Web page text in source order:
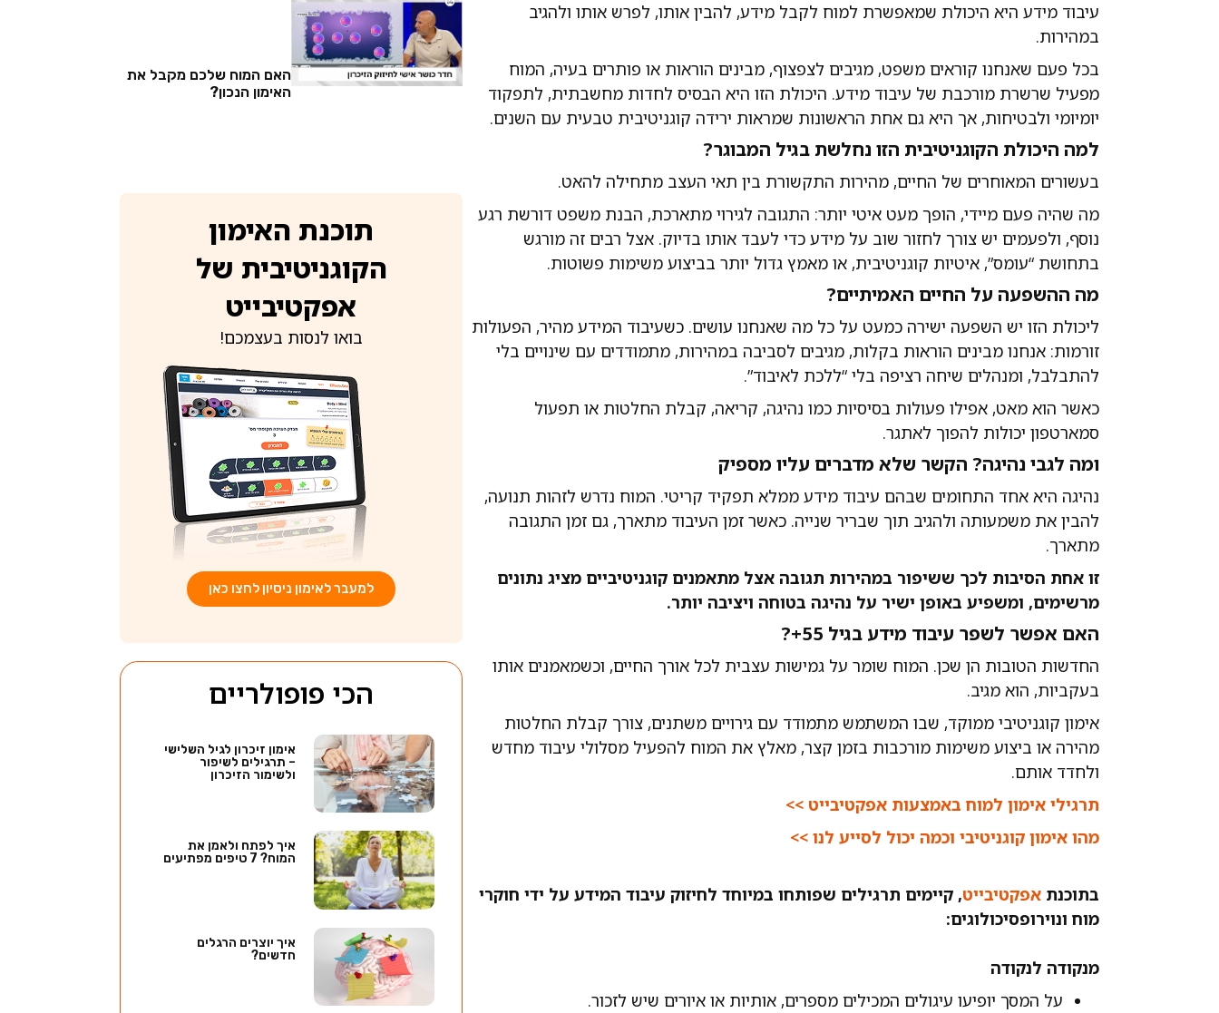
עיבוד מידע היא היכולת שמאפשרת למוח לקבל מידע, להבין אותו, לפרש אותו ולהגיב
במהירות.
בכל פעם שאנחנו קוראים משפט, מגיבים לצפצוף, מבינים הוראות או פותרים בעיה, המוח
מפעיל שרשרת מורכבת של עיבוד מידע. היכולת הזו היא הבסיס לחדות מחשבתית, לתפקוד
יומיומי ולבטיחות, אך היא גם אחת הראשונות שמראות ירידה קוגניטיבית טבעית עם השנים.
למה היכולת הקוגניטיבית הזו נחלשת בגיל המבוגר?
בעשורים המאוחרים של החיים, מהירות התקשורת בין תאי העצב מתחילה להאט.
מה שהיה פעם מיידי, הופך מעט איטי יותר: התגובה לגירוי מתארכת, הבנת משפט דורשת רגע
נוסף, ולפעמים יש צורך לחזור שוב על מידע כדי לעבד אותו בדיוק. אצל רבים זה מורגש
בתחושת “עומס”, איטיות קוגניטיבית, או מאמץ גדול יותר בביצוע משימות פשוטות.
מה ההשפעה על החיים האמיתיים?
ליכולת הזו יש השפעה ישירה כמעט על כל מה שאנחנו עושים. כשעיבוד המידע מהיר, הפעולות
זורמות: אנחנו מבינים הוראות בקלות, מגיבים לסביבה במהירות, מתמודדים עם שינויים בלי
להתבלבל, ומנהלים שיחה רציפה בלי “ללכת לאיבוד”.
כאשר הוא מאט, אפילו פעולות בסיסיות כמו נהיגה, קריאה, קבלת החלטות או תפעול
סמארטפון יכולות להפוך לאתגר.
ומה לגבי נהיגה? הקשר שלא מדברים עליו מספיק
נהיגה היא אחד התחומים שבהם עיבוד מידע ממלא תפקיד קריטי. המוח נדרש לזהות תנועה,
להבין את משמעותה ולהגיב תוך שבריר שנייה. כאשר זמן העיבוד מתארך, גם זמן התגובה
מתארך.
זו אחת הסיבות לכך ששיפור במהירות תגובה אצל מתאמנים קוגניטיביים מציג נתונים
מרשימים, ומשפיע באופן ישיר על נהיגה בטוחה ויציבה יותר.
האם אפשר לשפר עיבוד מידע בגיל 55+?
החדשות הטובות הן שכן. המוח שומר על גמישות עצבית לכל אורך החיים, וכשמאמנים אותו
בעקביות, הוא מגיב.
אימון קוגניטיבי ממוקד, שבו המשתמש מתמודד עם גירויים משתנים, צורך קבלת החלטות
מהירה או ביצוע משימות מורכבות בזמן קצר, מאלץ את המוח להפעיל מסלולי עיבוד מחדש
ולחדד אותם.
תרגילי אימון למוח באמצעות אפקטיבייט >>
מהו אימון קוגניטיבי וכמה יכול לסייע לנו >>
בתוכנת אפקטיבייט, קיימים תרגילים שפותחו במיוחד לחיזוק עיבוד המידע על ידי חוקרי
מוח ונוירופסיכולוגים:
מנקודה לנקודה
על המסך יופיעו עיגולים המכילים מספרים, אותיות או איורים שיש לזכור.
האם המוח שלכם מקבל את
האימון הנכון?
תוכנת האימון
הקוגניטיבית של
אפקטיבייט
בואו לנסות בעצמכם!
למעבר לאימון ניסיון לחצו כאן
הכי פופולריים
אימון זיכרון לגיל השלישי
– תרגילים לשיפור
ולשימור הזיכרון
איך לפתח ולאמן את
המוח? 7 טיפים מפתיעים
איך יוצרים הרגלים
חדשים?